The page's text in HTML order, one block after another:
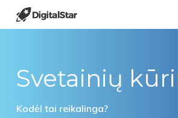
to
contentSvetainių
Kodėl tai reikalinga?